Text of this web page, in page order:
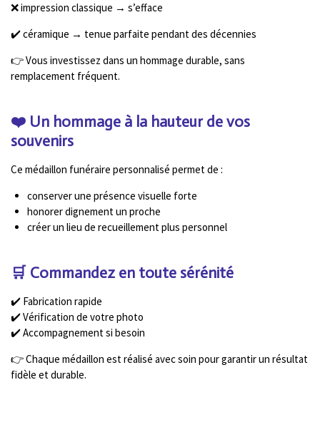
❌ impression classique → s’efface
✔️ céramique → tenue parfaite pendant des décennies
👉 Vous investissez dans un hommage durable, sans
remplacement fréquent.
❤️ Un hommage à la hauteur de vos
souvenirs
Ce médaillon funéraire personnalisé permet de :
conserver une présence visuelle forte
honorer dignement un proche
créer un lieu de recueillement plus personnel
🛒 Commandez en toute sérénité
✔️ Fabrication rapide
✔️ Vérification de votre photo
✔️ Accompagnement si besoin
👉 Chaque médaillon est réalisé avec soin pour garantir un résultat
fidèle et durable.